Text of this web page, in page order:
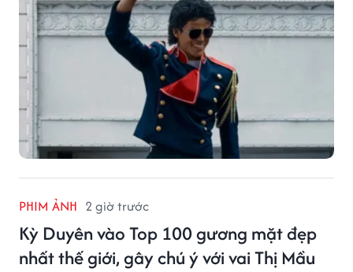
PHIM ẢNH 2 giờ trước
Kỳ Duyên vào Top 100 gương mặt đẹp
nhất thế giới, gây chú ý với vai Thị Mầu